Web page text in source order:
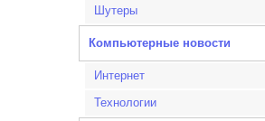
Шутеры
Компьютерные новости
Интернет
Технологии